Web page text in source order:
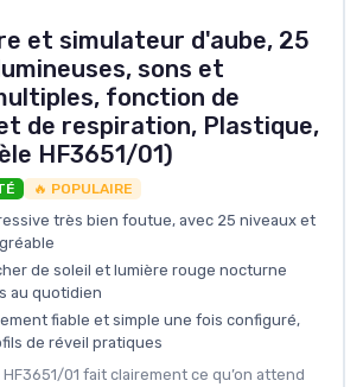
et simulateur d'aube, 25
sons et
fonction de
de respiration, Plastique,
HF3651/01)
🔥 POPULAIRE
très bien foutue, avec 25 niveaux et
de soleil et lumière rouge nocturne
au quotidien
fiable et simple une fois configuré,
de réveil pratiques
01 fait clairement ce qu’on attend